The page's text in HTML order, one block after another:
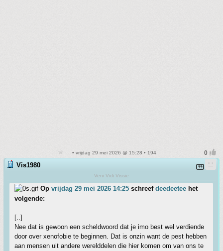
• vrijdag 29 mei 2026 @ 15:28 • 194
Vis1980
Veni Vidi Vissie
Op vrijdag 29 mei 2026 14:25 schreef deedeetee het
volgende:
[..]
Nee dat is gewoon een scheldwoord dat je imo best wel verdiende
door over xenofobie te beginnen. Dat is onzin want de pest hebben
aan mensen uit andere werelddelen die hier komen om van ons te